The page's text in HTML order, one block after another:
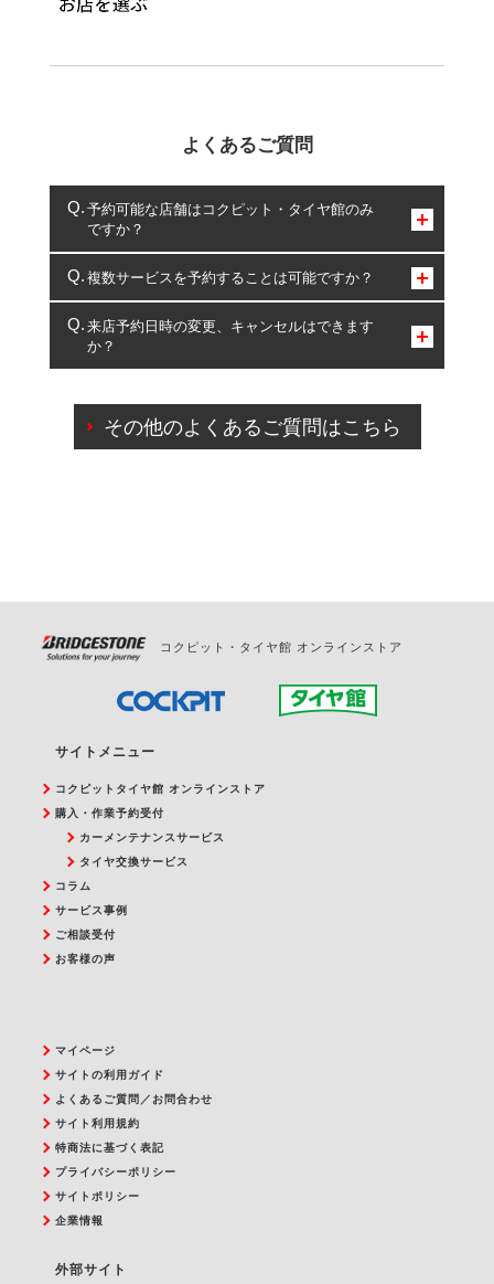
よくあるご質問
予約可能な店舗はコクピット・タイヤ館のみ
ですか？
コクピット・タイヤ館のみとなります。
複数サービスを予約することは可能ですか？
複数サービスのご予約は可能です。
一部の商品・サービスの組み合わせに限り、同時にご予約が
出来ないものもございます。
来店予約日時の変更、キャンセルはできます
か？
ご来店予約日の3営業日前を過ぎている場合のご予約
の日時変更につきましては、直接ご予約の店舗まで
その他のよくあるご質問はこちら
コクピット・タイヤ館 オンラインストア
サイトメニュー
コクピットタイヤ館 オンラインストア
購入・作業予約受付
カーメンテナンスサービス
タイヤ交換サービス
コラム
サービス事例
ご相談受付
お客様の声
マイページ
サイトの利用ガイド
よくあるご質問／お問合わせ
サイト利用規約
特商法に基づく表記
プライバシーポリシー
サイトポリシー
企業情報
外部サイト